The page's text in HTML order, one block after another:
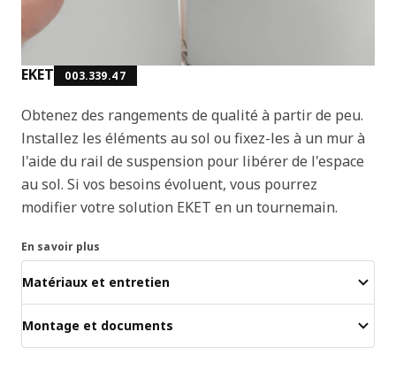
EKET 003.339.47
Obtenez des rangements de qualité à partir de peu.
Installez les éléments au sol ou fixez-les à un mur à
l'aide du rail de suspension pour libérer de l'espace
au sol. Si vos besoins évoluent, vous pourrez
modifier votre solution EKET en un tournemain.
En savoir plus
Matériaux et entretien
Montage et documents